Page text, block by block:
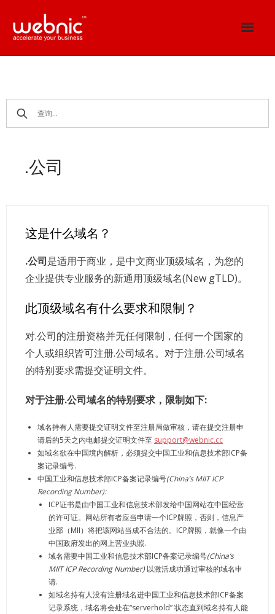
content
.公司
这是什么域名？
.公司是适用于商业，是中文商业顶级域名，为您的
企业提供专业服务的新通用顶级域名(New gTLD)。
此顶级域名有什么要求和限制？
对.公司的注册资格并无任何限制，任何一个国家的
个人或组织皆可注册.公司域名。对于注册.公司域名
的特别要求需提交证明文件。
对于注册.公司域名的特别要求，限制如下:
域名持有人需要提交证明文件至注册局做审核，请在提交注册申
请后的5天之内电邮提交证明文件至 support@webnic.cc
如域名欲在中国境内解析，必须提交中国工业和信息技术部ICP备
案记录编号.
中国工业和信息技术部ICP备案记录编号(China’s MIIT ICP
Recording Number):
ICP证书是由中国工业和信息技术部发给中国网站在中国经营
的许可证。网站所有者应当申请一个ICP牌照，否则，信息产
业部（MII）将把该网站当成不合法的。ICP牌照，就像一个由
中国政府发出的网上营业执照.
域名需要中国工业和信息技术部ICP备案记录编号(China’s
MIIT ICP Recording Number)以激活成功通过审核的域名申
请.
如域名持有人没有注册域名进中国工业和信息技术部ICP备案
记录系统，域名将会处在“serverhold” 状态直到域名持有人能